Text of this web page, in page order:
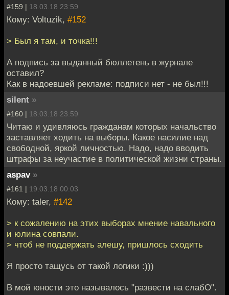
#159 | 18.03.18 23:59
Кому: Voltuzik, #152
> Был я там, и точка!!!
А подпись за выданный бюллетень в журнале
оставил?
Как в надоевшей рекламе: подписи нет - не был!!!
silent »
#160 | 18.03.18 23:59
Читаю и удивляюсь гражданам которых начальство
заставляет ходить на выборы. Какое насилие над
свободной, яркой личностью. Надо, надо вводить
штрафы за неучастие в политической жизни страны.
aspav »
#161 | 19.03.18 00:03
Кому: taler, #142
> к сожалению на этих выборах мнение навального
и юлина совпали.
> чтоб не поддержать алешу, пришлось сходить
Я просто тащусь от такой логики :)))
В мой юности это называлось "развести на слабО".